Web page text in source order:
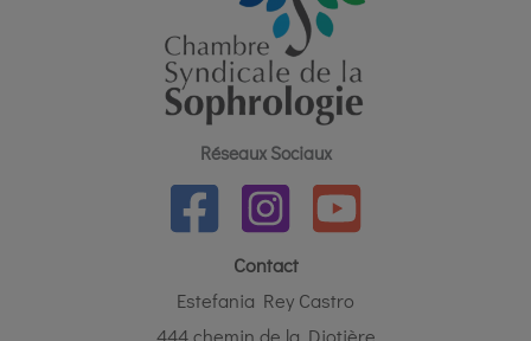
Réseaux Sociaux
Contact
Estefania Rey Castro
444 chemin de la Diotière